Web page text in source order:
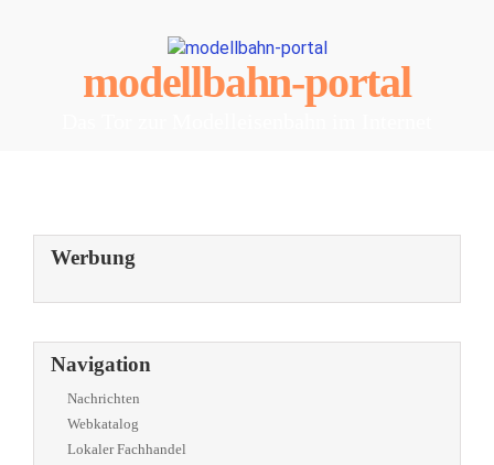
modellbahn-portal
Werbung
Navigation
Nachrichten
Webkatalog
Lokaler Fachhandel